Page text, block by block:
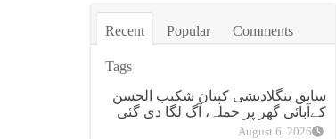
Recent Popular Comments
Tags
سابق بنگلادیشی کپتان شکیب الحسن
کےآبائی گھر پر حملہ، آگ لگا دی گئی
August 6, 2026